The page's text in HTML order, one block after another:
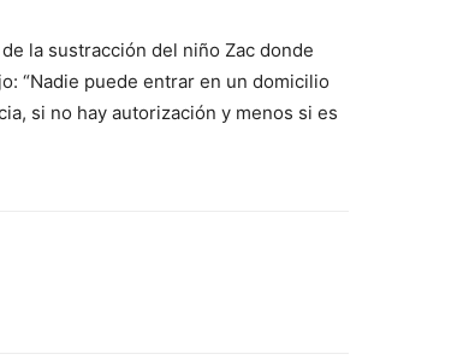
la sustracción del niño Zac donde
“Nadie puede entrar en un domicilio
si no hay autorización y menos si es